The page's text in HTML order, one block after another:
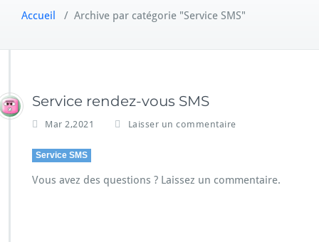
Accueil / Archive par catégorie "Service SMS"
Service rendez-vous SMS
Mar 2,2021 Laisser un commentaire
Service SMS
Vous avez des questions ? Laissez un commentaire.